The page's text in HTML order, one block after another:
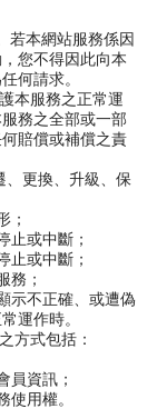
若本網站服務係因
您不得因此向本
何請求。
本服務之正常運
務之全部或一部
賠償或補償之責
、更換、升級、保
；
止或中斷；
止或中斷；
務；
示不正確、或遭偽
運作時。
方式包括：
員資訊；
使用權。